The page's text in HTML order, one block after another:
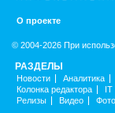
О проекте
© 2004-2026 При
РАЗДЕЛЫ
Новости Аналитика
Колонка редактора
IT
Релизы
Видео